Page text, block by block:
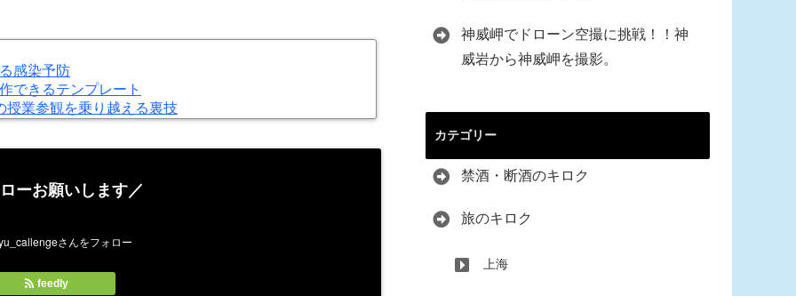
感染予防
できるテンプレート
授業参観を乗り越える裏技
ーお願いします／
feedly
神威岬でドローン空撮に挑戦！！神
威岩から神威岬を撮影。
カテゴリー
禁酒・断酒のキロク
旅のキロク
上海